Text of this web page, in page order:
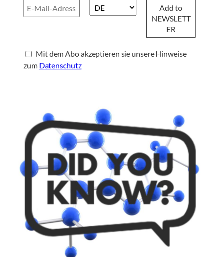
Mit dem Abo akzeptieren sie unsere Hinweise
zum Datenschutz